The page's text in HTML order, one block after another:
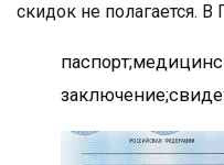
скидок не полагается.